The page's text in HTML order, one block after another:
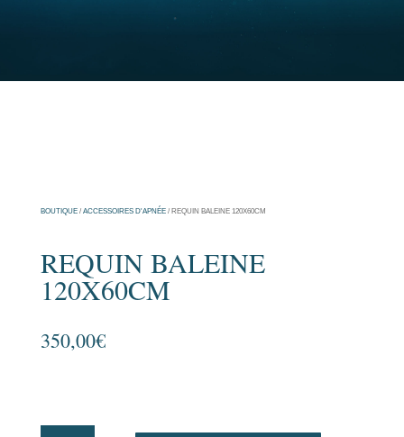
BOUTIQUE/ ACCESSOIRES D'APNÉE/ REQUIN BALEINE 120X60CM
REQUIN BALEINE
120X60CM
350,00€